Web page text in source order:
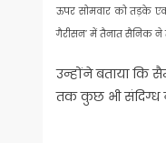
ऊपर सोमवार को तड़के
गैरीसन’ में तैनात सैनिक ने
उन्होंने बताया कि
तक कुछ भी संदिग्ध